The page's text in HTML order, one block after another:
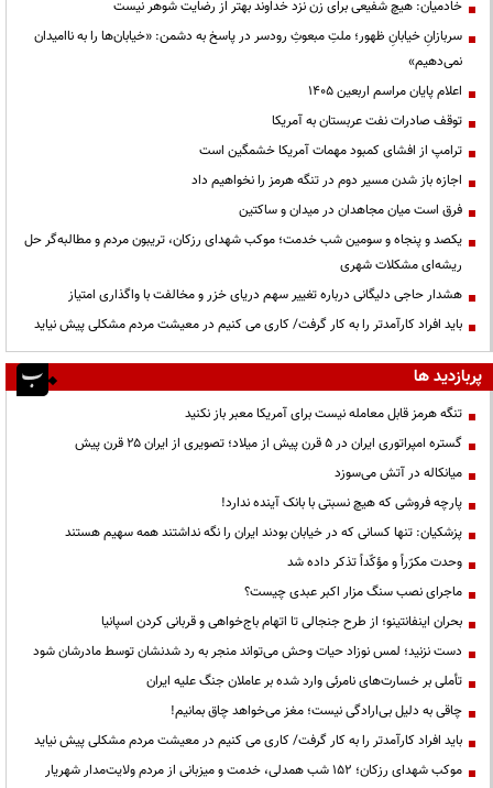
خادمیان: هیچ شفیعی برای زن نزد خداوند بهتر از رضایت شوهر نیست
سربازانِ خیابانِ ظهور؛ ملتِ مبعوثِ رودسر در پاسخ به دشمن: «خیابان‌ها را به ناامیدان
نمی‌دهیم»
اعلام پایان مراسم اربعین ۱۴۰۵
توقف صادرات نفت عربستان به آمریکا
ترامپ از افشای کمبود مهمات آمریکا خشمگین است
اجازه باز شدن مسیر دوم در تنگه هرمز را نخواهیم داد
فرق است میان مجاهدان در میدان و ساکتین
یکصد و پنجاه و سومین شب خدمت؛ موکب شهدای رزکان، تریبون مردم و مطالبه‌گر حل
ریشه‌ای مشکلات شهری
هشدار حاجی دلیگانی درباره تغییر سهم دریای خزر و مخالفت با واگذاری امتیاز
باید افراد کارآمدتر را به کار گرفت/ کاری می کنیم در معیشت مردم مشکلی پیش نیاید
پربازدید ها
تنگه هرمز قابل معامله نیست برای آمریکا معبر باز نکنید
گستره امپراتوری ایران در ۵ قرن پیش از میلاد؛ تصویری از ایران ۲۵ قرن پیش
میانکاله در آتش می‌سوزد
پارچه فروشی که هیچ نسبتی با بانک آینده ندارد!
پزشکیان: تنها کسانی که در خیابان بودند ایران را نگه نداشتند همه سهیم هستند
وحدت مکرّراً و مؤکّداً تذکر داده شد
ماجرای نصب سنگ مزار اکبر عبدی چیست؟
بحران اینفانتینو؛ از طرح جنجالی تا اتهام باج‌خواهی و قربانی کردن اسپانیا
دست نزنید؛ لمس نوزاد حیات وحش می‌تواند منجر به رد شدنشان توسط مادرشان شود
تأملی بر خسارت‌های نامرئی وارد شده بر عاملان جنگ علیه ایران
چاقی به دلیل بی‌ارادگی نیست؛ مغز می‌خواهد چاق بمانیم!
باید افراد کارآمدتر را به کار گرفت/ کاری می کنیم در معیشت مردم مشکلی پیش نیاید
موکب شهدای رزکان؛ ۱۵۲ شب همدلی، خدمت و میزبانی از مردم ولایت‌مدار شهریار